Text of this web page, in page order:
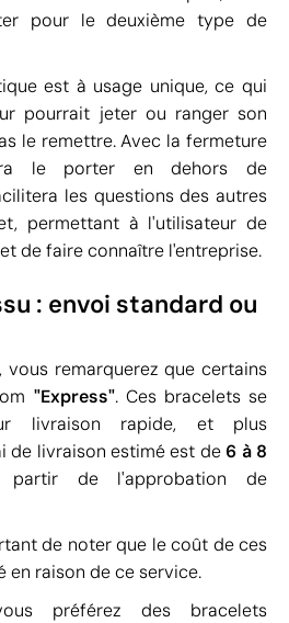
pour le deuxième type de
est à usage unique, ce qui
pourrait jeter ou ranger son
le remettre. Avec la fermeture
le porter en dehors de
les questions des autres
permettant à l'utilisateur de
de faire connaître l'entreprise.
: envoi standard ou
vous remarquerez que certains
"Express". Ces bracelets se
livraison rapide, et plus
de livraison estimé est de 6 à 8
de l'approbation de
de noter que le coût de ces
en raison de ce service.
préférez des bracelets